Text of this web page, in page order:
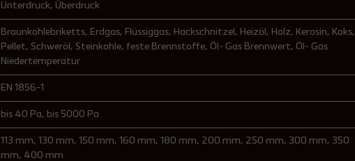
Unterdruck, Überdruck
Braunkohlebriketts, Erdgas, Flüssiggas, Hackschnitzel , Heizöl , Holz, Kerosin, Koks,
Pellet, Schweröl , Steinkohle, feste Brennstoffe, Öl- Gas Brennwert, Öl- Gas
Niedertemperatur
EN 1856-1
bis 40 Pa, bis 5000 Pa
113 mm, 130 mm, 150 mm, 160 mm, 180 mm, 200 mm, 250 mm, 300 mm, 350
mm, 400 mm